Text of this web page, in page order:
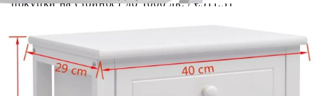
покупки на стойност до 1000 лв. / €511.31
разпределя в 6 равни месечни вноски с оскъпяване. За
покупки на стойност до 2000 лв. / €1022.61